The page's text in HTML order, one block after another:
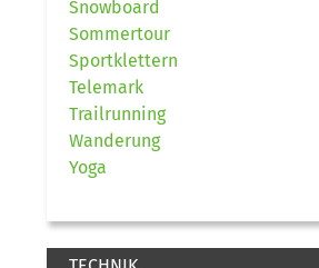
Snowboard
Sommertour
Sportklettern
Telemark
Trailrunning
Wanderung
Yoga